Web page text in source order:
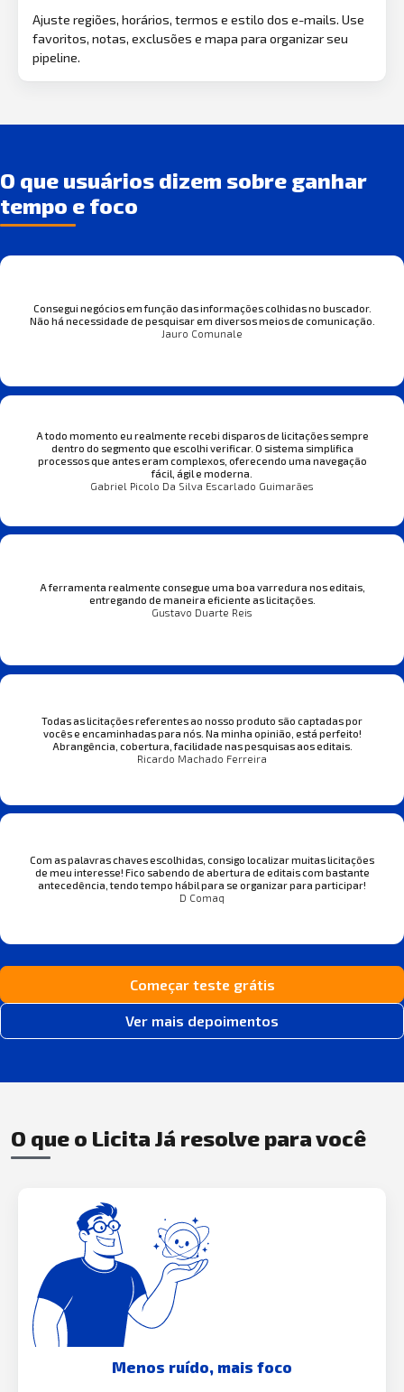
Ajuste regiões, horários, termos e estilo dos e-mails. Use
favoritos, notas, exclusões e mapa para organizar seu
pipeline.
O que usuários dizem sobre ganhar
tempo e foco
Consegui negócios em função das informações colhidas no buscador.
Não há necessidade de pesquisar em diversos meios de comunicação.
Jauro Comunale
A todo momento eu realmente recebi disparos de licitações sempre
dentro do segmento que escolhi verificar. O sistema simplifica
processos que antes eram complexos, oferecendo uma navegação
fácil, ágil e moderna.
Gabriel Picolo Da Silva Escarlado Guimarães
A ferramenta realmente consegue uma boa varredura nos editais,
entregando de maneira eficiente as licitações.
Gustavo Duarte Reis
Todas as licitações referentes ao nosso produto são captadas por
vocês e encaminhadas para nós. Na minha opinião, está perfeito!
Abrangência, cobertura, facilidade nas pesquisas aos editais.
Ricardo Machado Ferreira
Com as palavras chaves escolhidas, consigo localizar muitas licitações
de meu interesse! Fico sabendo de abertura de editais com bastante
antecedência, tendo tempo hábil para se organizar para participar!
D Comaq
Começar teste grátis
Ver mais depoimentos
O que o Licita Já resolve para você
Menos ruído, mais foco